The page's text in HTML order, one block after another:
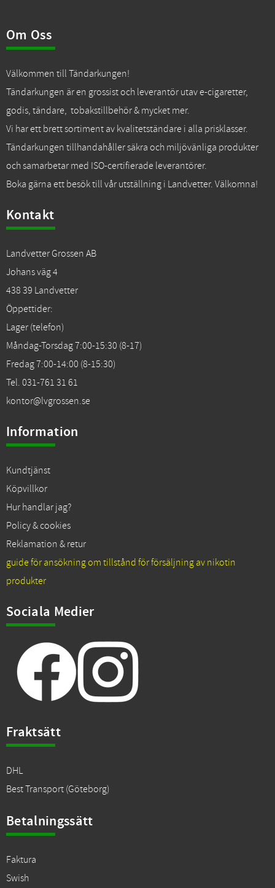
Om Oss
Välkommen till Tändarkungen!
Tändarkungen är en grossist och leverantör utav e-cigaretter,
godis, tändare, tobakstillbehör & mycket mer.
Vi har ett brett sortiment av kvalitetständare i alla prisklasser.
Tändarkungen tillhandahåller säkra och miljövänliga produkter
och samarbetar med ISO-certifierade leverantörer.
Boka gärna ett besök till vår utställning i Landvetter. Välkomna!
Kontakt
Landvetter Grossen AB
Johans väg 4
438 39 Landvetter
Öppettider:
Lager (telefon)
Måndag-Torsdag 7:00-15:30 (8-17)
Fredag 7:00-14:00 (8-15:30)
Tel. 031-761 31 61
kontor@lvgrossen.se
Information
Kundtjänst
Köpvillkor
Hur handlar jag?
Policy & cookies
Reklamation & retur
guide för ansökning om tillstånd för försäljning av nikotin
produkter
Sociala Medier
Fraktsätt
DHL
Best Transport (Göteborg)
Betalningssätt
Faktura
Swish